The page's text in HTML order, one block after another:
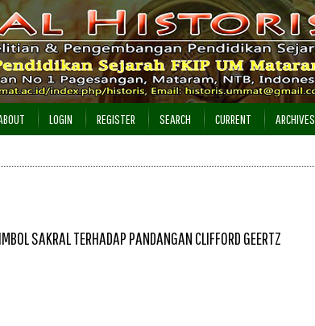
LOGIN REGISTER SEARCH CURRENT ARCHIVES
SAKRAL TERHADAP PANDANGAN CLIFFORD GEERTZ